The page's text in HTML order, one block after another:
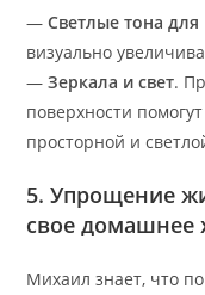
—Светлые тона
визуально
—Зеркала и свет.
поверхности
просторной и
5. Упрощение
свое домашнее
Михаил знает, что